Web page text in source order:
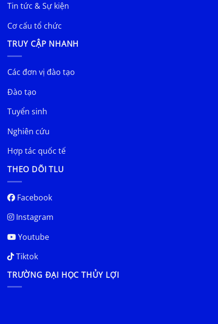
Tin tức & Sự kiện
Cơ cấu tổ chức
TRUY CẬP NHANH
Các đơn vị đào tạo
Đào tạo
Tuyển sinh
Nghiên cứu
Hợp tác quốc tế
THEO DÕI TLU
Facebook
Instagram
Youtube
Tiktok
TRƯỜNG ĐẠI HỌC THỦY LỢI